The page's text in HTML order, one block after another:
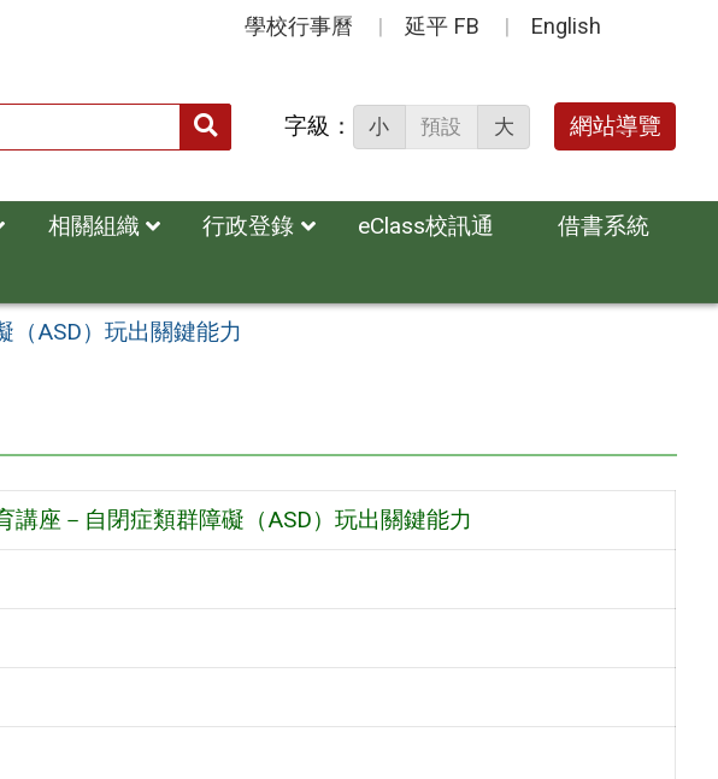
學校行事曆 延平 FB English
送出 字級： 小 預設 大 網站導覽
相關組織 行政登錄 eClass校訊通
借書系統
（ASD）玩出關鍵能力
講座－自閉症類群障礙（ASD）玩出關鍵能力